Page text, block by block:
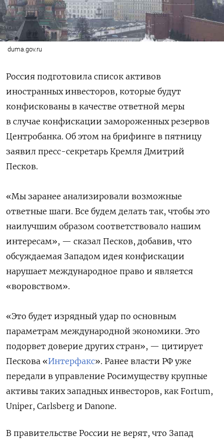
duma.gov.ru
Россия подготовила список активов
иностранных инвесторов, которые будут
конфискованы в качестве ответной меры
в случае конфискации замороженных резервов
Центробанка. Об этом на брифинге в пятницу
заявил пресс-секретарь Кремля Дмитрий
Песков.
«Мы заранее анализировали возможные
ответные шаги. Все будем делать так, чтобы это
наилучшим образом соответствовало нашим
интересам», — сказал Песков, добавив, что
обсуждаемая Западом идея конфискации
нарушает международное право и является
«воровством».
«Это будет изрядный удар по основным
параметрам международной экономики. Это
подорвет доверие других стран», — цитирует
Пескова «Интерфакс». Ранее власти РФ уже
передали в управление Росимуществу крупные
активы таких западных инвесторов, как Fortum,
Uniper, Carlsberg и Danone.
В правительстве России не верят, что Запад